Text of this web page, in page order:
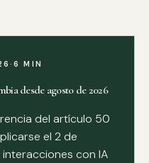
·6 MIN
desde agosto de 2026
del artículo 50
el 2 de
con IA